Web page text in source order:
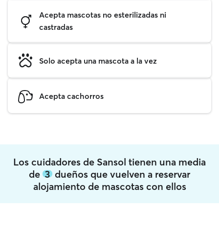
Acepta mascotas no esterilizadas ni
castradas
Solo acepta una mascota a la vez
Acepta cachorros
Los cuidadores de Sansol tienen una media
de 3 dueños que vuelven a reservar
alojamiento de mascotas con ellos